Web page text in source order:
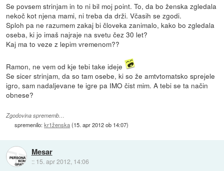
Se povsem strinjam in to ni bil moj point. To, da bo ženska zgledala
nekoč kot njena mami, ni treba da drži. Včasih se zgodi.
Sploh pa ne razumem zakaj bi človeka zanimalo, kako bo zgledala
oseba, ki jo imaš najraje na svetu čez 30 let?
Kaj ma to veze z lepim vremenom??
Ramon, ne vem od kje tebi take ideje
Se sicer strinjam, da so tam osebe, ki so že amtvtomatsko sprejele
igro, sam nadaljevane te igre pa IMO čist mim. A tebi se ta način
obnese?
Zgodovina sprememb…
spremenilo:kr1ženska(15. apr 2012 ob 14:07)
Mesar
:: 15. apr 2012, 14:06